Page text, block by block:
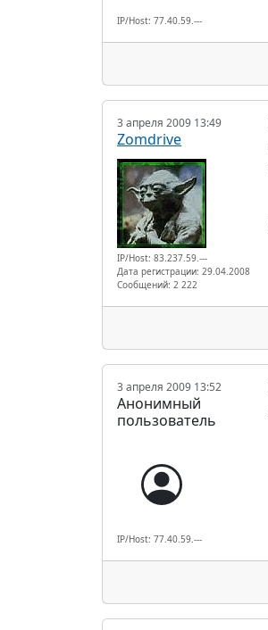
IP/Host: 77.40.59.---
3 апреля 2009 13:49
Zomdrive
IP/Host: 83.237.59.---
Дата регистрации: 29.04.2008
Сообщений: 2 222
3 апреля 2009 13:52
Анонимный
пользователь
IP/Host: 77.40.59.---